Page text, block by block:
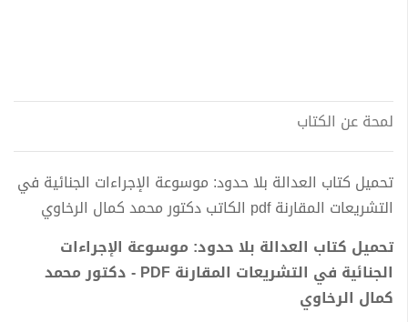
لمحة عن الكتاب
تحميل كتاب العدالة بلا حدود: موسوعة الإجراءات الجنائية في
التشريعات المقارنة pdf الكاتب دكتور محمد كمال الرخاوي
تحميل كتاب العدالة بلا حدود: موسوعة الإجراءات
الجنائية في التشريعات المقارنة PDF - دكتور محمد
كمال الرخاوي